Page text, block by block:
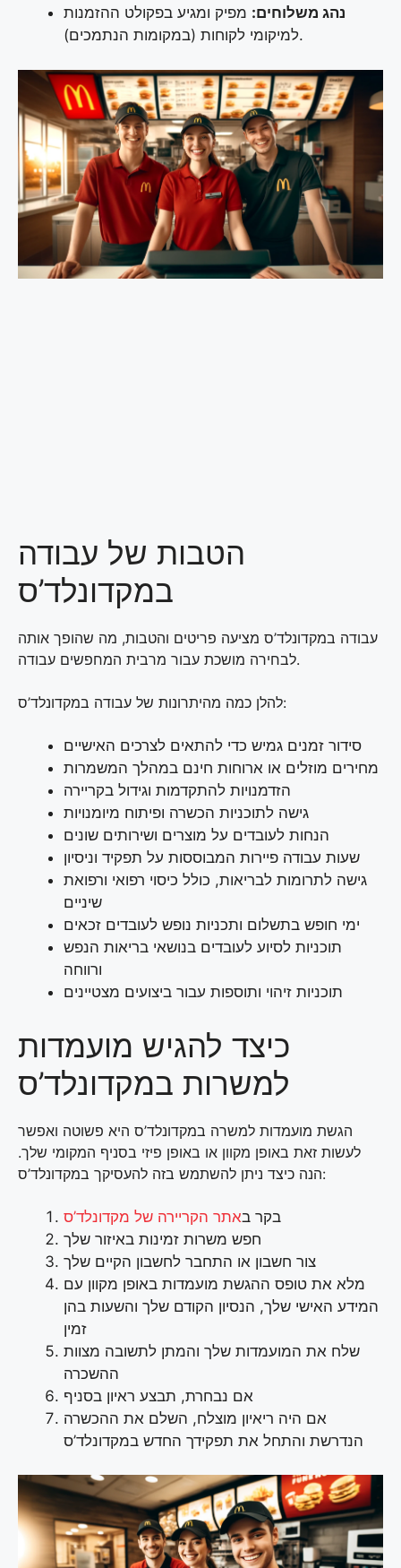
נהג משלוחים: מפיק ומגיע בפקולט ההזמנות
למיקומי לקוחות (במקומות הנתמכים).
הטבות של עבודה
במקדונלד’ס
עבודה במקדונלד’ס מציעה פריטים והטבות, מה שהופך אותה
לבחירה מושכת עבור מרבית המחפשים עבודה.
להלן כמה מהיתרונות של עבודה במקדונלד’ס:
סידור זמנים גמיש כדי להתאים לצרכים האישיים
מחירים מוזלים או ארוחות חינם במהלך המשמרות
הזדמנויות להתקדמות וגידול בקריירה
גישה לתוכניות הכשרה ופיתוח מיומנויות
הנחות לעובדים על מוצרים ושירותים שונים
שעות עבודה פיירות המבוססות על תפקיד וניסיון
גישה לתרומות לבריאות, כולל כיסוי רפואי ורפואת
שיניים
ימי חופש בתשלום ותכניות נופש לעובדים זכאים
תוכניות לסיוע לעובדים בנושאי בריאות הנפש
ורווחה
תוכניות זיהוי ותוספות עבור ביצועים מצטיינים
כיצד להגיש מועמדות
למשרות במקדונלד’ס
הגשת מועמדות למשרה במקדונלד’ס היא פשוטה ואפשר
לעשות זאת באופן מקוון או באופן פיזי בסניף המקומי שלך.
הנה כיצד ניתן להשתמש בזה להעסיקך במקדונלד’ס:
בקר באתר הקריירה של מקדונלד’ס
חפש משרות זמינות באיזור שלך
צור חשבון או התחבר לחשבון הקיים שלך
מלא את טופס ההגשת מועמדות באופן מקוון עם
המידע האישי שלך, הנסיון הקודם שלך והשעות בהן
זמין
שלח את המועמדות שלך והמתן לתשובה מצוות
ההשכרה
אם נבחרת, תבצע ראיון בסניף
אם היה ריאיון מוצלח, השלם את ההכשרה
הנדרשת והתחל את תפקידך החדש במקדונלד’ס